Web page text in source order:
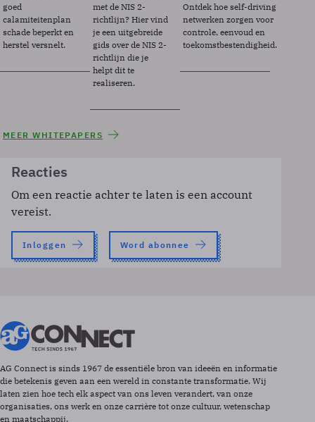
goed
calamiteitenplan
schade beperkt en
herstel versnelt.
met de NIS 2-
richtlijn? Hier vind
je een uitgebreide
gids over de NIS 2-
richtlijn die je
helpt dit te
realiseren.
Ontdek hoe self-driving
netwerken zorgen voor
controle, eenvoud en
toekomstbestendigheid.
MEER WHITEPAPERS
Reacties
Om een reactie achter te laten is een account
vereist.
Inloggen Word abonnee
AG Connect is sinds 1967 de essentiële bron van ideeën en informatie
die betekenis geven aan een wereld in constante transformatie. Wij
laten zien hoe tech elk aspect van ons leven verandert, van onze
organisaties, ons werk en onze carrière tot onze cultuur, wetenschap
en maatschappij.